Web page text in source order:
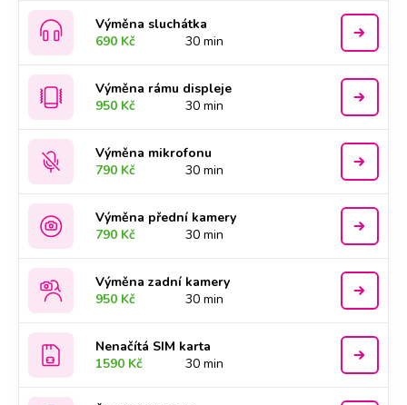
Výměna sluchátka
690 Kč
30 min
Výměna rámu displeje
950 Kč
30 min
Výměna mikrofonu
790 Kč
30 min
Výměna přední kamery
790 Kč
30 min
Výměna zadní kamery
950 Kč
30 min
Nenačítá SIM karta
1590 Kč
30 min